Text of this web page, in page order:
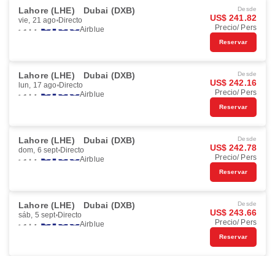
Lahore (LHE) Dubai (DXB)
vie, 21 ago Directo
Airblue
Desde
US$ 241.82
Precio/ Pers
Reservar
Lahore (LHE) Dubai (DXB)
lun, 17 ago Directo
Airblue
Desde
US$ 242.16
Precio/ Pers
Reservar
Lahore (LHE) Dubai (DXB)
dom, 6 sept Directo
Airblue
Desde
US$ 242.78
Precio/ Pers
Reservar
Lahore (LHE) Dubai (DXB)
sáb, 5 sept Directo
Airblue
Desde
US$ 243.66
Precio/ Pers
Reservar